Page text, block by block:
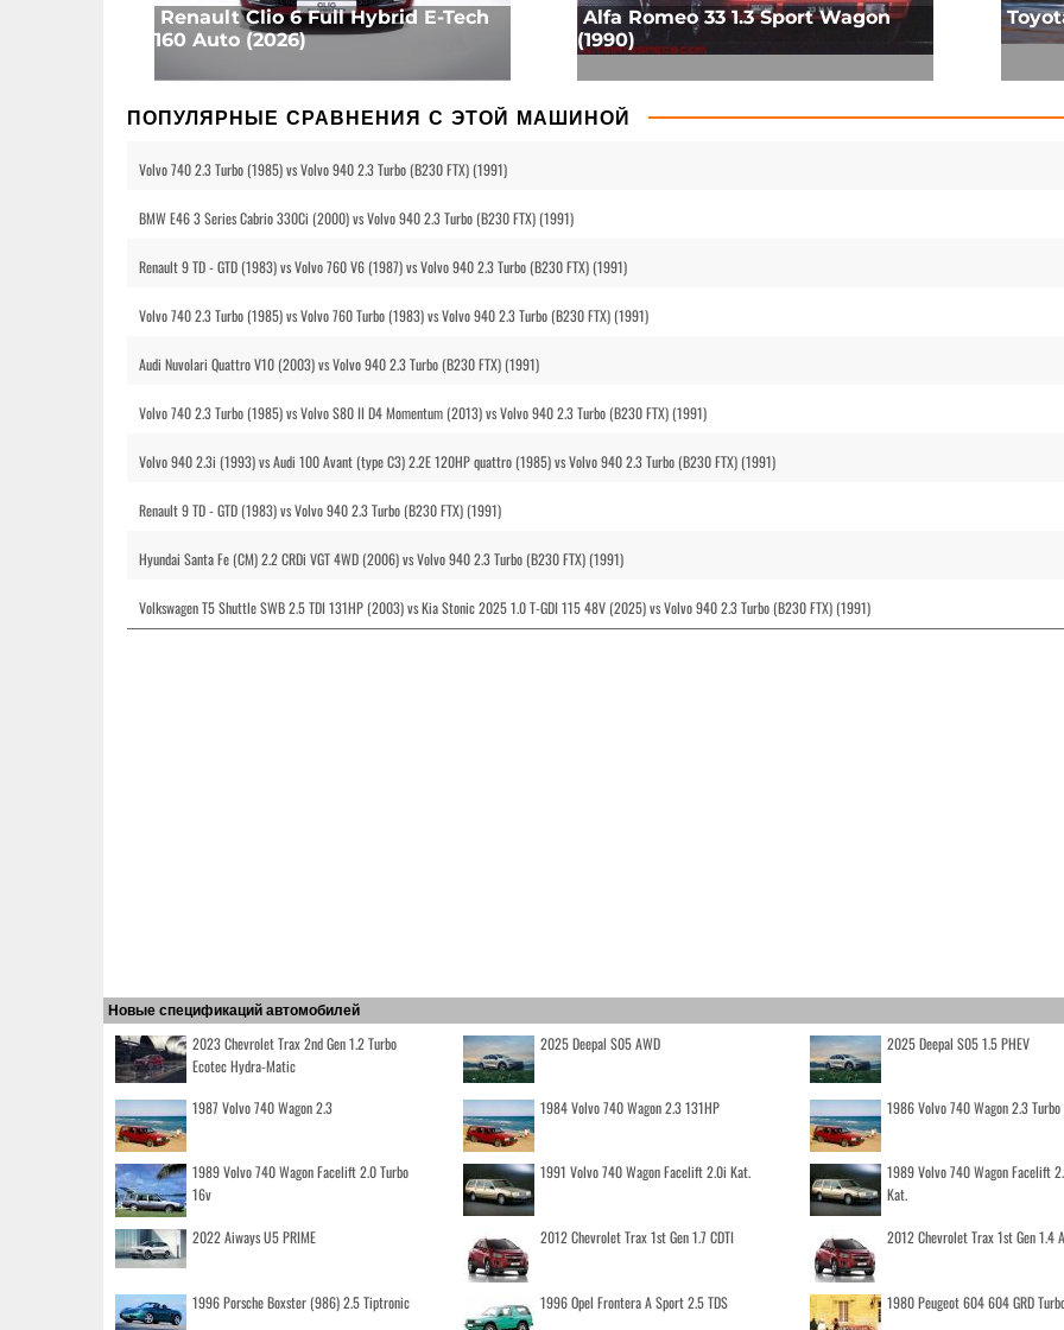
Renault Clio 6 Full Hybrid E-Tech
160 Auto (2026)
Alfa Romeo 33 1.3 Sport Wagon
(1990)
ПОПУЛЯРНЫЕ СРАВНЕНИЯ С ЭТОЙ МАШИНОЙ
Volvo 740 2.3 Turbo (1985) vs Volvo 940 2.3 Turbo (B230 FTX) (1991)
BMW E46 3 Series Cabrio 330Ci (2000) vs Volvo 940 2.3 Turbo (B230 FTX) (1991)
Renault 9 TD - GTD (1983) vs Volvo 760 V6 (1987) vs Volvo 940 2.3 Turbo (B230 FTX) (1991)
Volvo 740 2.3 Turbo (1985) vs Volvo 760 Turbo (1983) vs Volvo 940 2.3 Turbo (B230 FTX) (1991)
Audi Nuvolari Quattro V10 (2003) vs Volvo 940 2.3 Turbo (B230 FTX) (1991)
Volvo 740 2.3 Turbo (1985) vs Volvo S80 II D4 Momentum (2013) vs Volvo 940 2.3 Turbo (B230 FTX) (1991)
Volvo 940 2.3i (1993) vs Audi 100 Avant (type C3) 2.2E 120HP quattro (1985) vs Volvo 940 2.3 Turbo (B230 FTX) (1991)
Renault 9 TD - GTD (1983) vs Volvo 940 2.3 Turbo (B230 FTX) (1991)
Hyundai Santa Fe (CM) 2.2 CRDi VGT 4WD (2006) vs Volvo 940 2.3 Turbo (B230 FTX) (1991)
Volkswagen T5 Shuttle SWB 2.5 TDI 131HP (2003) vs Kia Stonic 2025 1.0 T-GDI 115 48V (2025) vs Volvo 940 2.3 Turbo (B230 FTX) (1991)
Новые спецификаций автомобилей
2023 Chevrolet Trax 2nd Gen 1.2 Turbo
Ecotec Hydra-Matic
2025 Deepal S05 AWD 2025 Deepal S05 1.5 PHEV
1987 Volvo 740 Wagon 2.3 1984 Volvo 740 Wagon 2.3 131HP 1986 Volvo 740 Wagon 2.3
1989 Volvo 740 Wagon Facelift 2.0 Turbo
16v
1991 Volvo 740 Wagon Facelift 2.0i Kat.
1989 Volvo 740 Wagon Facelift
Kat.
2022 Aiways U5 PRIME 2012 Chevrolet Trax 1st Gen 1.7 CDTI 2012 Chevrolet Trax 1st Gen 1.4
1996 Porsche Boxster (986) 2.5 Tiptronic 1996 Opel Frontera A Sport 2.5 TDS 1980 Peugeot 604 604 GRD